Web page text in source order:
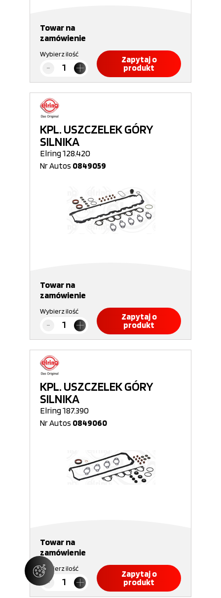
Towar na
zamówienie
Wybierz ilość
Zapytaj o
produkt
KPL. USZCZELEK GÓRY
SILNIKA
Elring 128.420
Nr Autos 0849059
Towar na
zamówienie
Wybierz ilość
Zapytaj o
produkt
KPL. USZCZELEK GÓRY
SILNIKA
Elring 187.390
Nr Autos 0849060
Towar na
zamówienie
Wybierz ilość
Zapytaj o
produkt